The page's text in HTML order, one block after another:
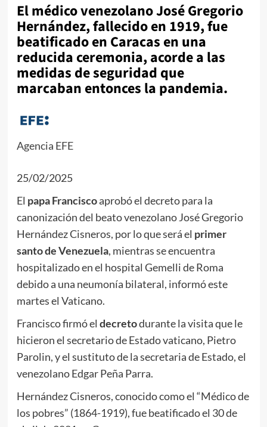
El médico venezolano José Gregorio
Hernández, fallecido en 1919, fue
beatificado en Caracas en una
reducida ceremonia, acorde a las
medidas de seguridad que
marcaban entonces la pandemia.
Agencia EFE
25/02/2025
El papa Franciscoaprobó el decreto para la
canonización del beato venezolano José Gregorio
Hernández Cisneros, por lo que será el primer
santo de Venezuela, mientras se encuentra
hospitalizado en el hospital Gemelli de Roma
debido a una neumonía bilateral, informó este
martes el Vaticano.
Francisco firmó el decretodurante la visita que le
hicieron el secretario de Estado vaticano, Pietro
Parolin, y el sustituto de la secretaria de Estado, el
venezolano Edgar Peña Parra.
Hernández Cisneros, conocido como el “Médico de
los pobres” (1864-1919), fue beatificado el 30 de